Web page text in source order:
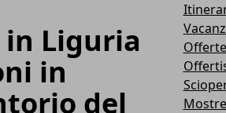
Liguria
in
del